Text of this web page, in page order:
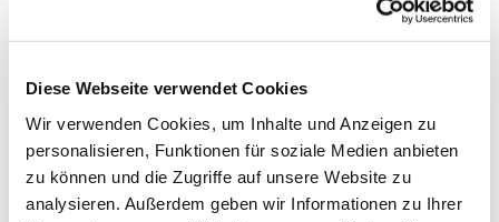
Diese Webseite verwendet Cookies
Wir verwenden Cookies, um Inhalte und Anzeigen zu
personalisieren, Funktionen für soziale Medien anbieten
zu können und die Zugriffe auf unsere Website zu
analysieren. Außerdem geben wir Informationen zu Ihrer
Marleen Vogtländer